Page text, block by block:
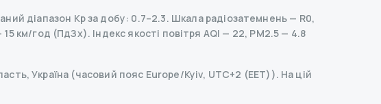
діапазон Kp за добу: 0.7–2.3. Шкала радіозатемнень — R0,
15 км/год (ПдЗх). Індекс якості повітря AQI — 22, PM2.5 — 4.8
Україна (часовий пояс Europe/Kyiv, UTC+2 (EET)). На цій